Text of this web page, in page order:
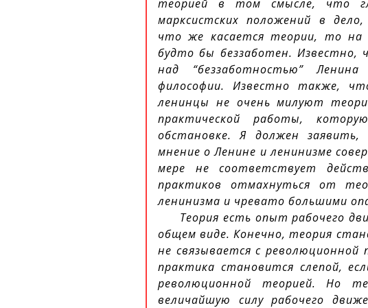
теорией в том смысле, что
марксистских положений в
что же касается теории, то на
будто бы беззаботен. Известно,
над “беззаботностью”
философии. Известно также,
ленинцы не очень милуют
практической работы,
обстановке. Я должен
мнение о Ленине и ленинизме
мере не соответствует
практиков отмахнуться от
ленинизма и чревато большими
Теория есть опыт рабочего
общем виде. Конечно, теория
не связывается с
практика становится слепой,
революционной теорией. Но
величайшую силу рабочего